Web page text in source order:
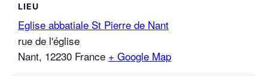
LIEU
Eglise abbatiale St Pierre de Nant
rue de l'église
Nant, 12230 France + Google Map